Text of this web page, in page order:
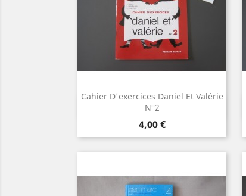
Cahier D'exercices Daniel Et Valérie
N°2
Prix
4,00 €
Aperçu rapide